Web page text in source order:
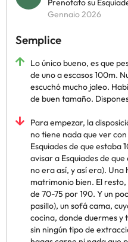
Prenotato su
Gennaio 2026
Semplice
Lo único bueno, es que
de uno a escasos 100m.
escuchó mucho jaleo.
de buen tamaño.
Para empezar, la
no tiene nada que ver
Esquiades de que estaba
avisar a Esquiades de
no era así, y así era).
matrimonio bien. El
de 70-75 por 190. Y un
pasillo), un sofá cama,
cocina, donde duermes y
sin ningún tipo de